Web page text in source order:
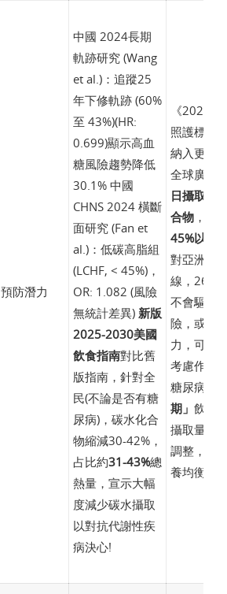
預防潛力
中國 2024長期
軌跡研究 (Wang
et al.)：追蹤25
年下修軌跡 (60%
至 43%)(HR:
0.699)顯示高血
糖風險趨勢降低
30.1% 中國
CHNS 2024 橫斷
面研究 (Fan et
al.)：低碳高脂組
(LCHF, < 45%)，
OR: 1.082 (風險
無統計差異) 新版
2025-2030美國
飲食指南對比舊
版指南，針對全
民(不論是否有糖
尿病)，碳水化合
物縮減30-42%，
占比約31-43%總
熱量，宣示大幅
度減少碳水攝取
以對抗代謝性疾
病決心!
《2026
照護標準
納入更多
全球廣義
日攝取
合物 ，或
45%以下
對亞洲人
線，26-
不會驅動
險，或許
力，可中
考慮作為
糖尿病後
期」 飲食
攝取量應
調整，並
養均衡飲